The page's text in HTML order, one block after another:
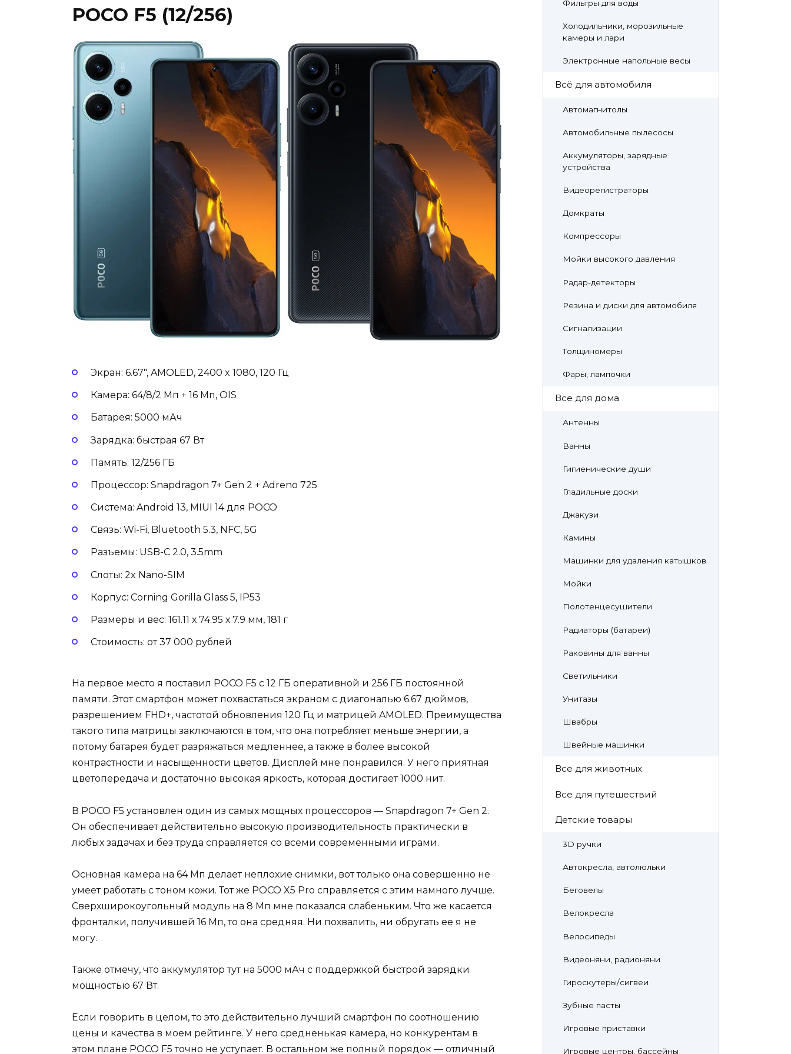
POCO F5 (12/256)
Экран: 6.67″, AMOLED, 2400 x 1080, 120 Гц
Камера: 64/8/2 Мп + 16 Мп, OIS
Батарея: 5000 мАч
Зарядка: быстрая 67 Вт
Память: 12/256 ГБ
Процессор: Snapdragon 7+ Gen 2 + Adreno 725
Система: Android 13, MIUI 14 для POCO
Связь: Wi-Fi, Bluetooth 5.3, NFC, 5G
Разъемы: USB-C 2.0, 3.5mm
Слоты: 2x Nano-SIM
Корпус: Corning Gorilla Glass 5, IP53
Размеры и вес: 161.11 х 74.95 х 7.9 мм, 181 г
Стоимость: от 37 000 рублей
На первое место я поставил POCO F5 с 12 ГБ оперативной и 256 ГБ постоянной
памяти. Этот смартфон может похвастаться экраном с диагональю 6.67 дюймов,
разрешением FHD+, частотой обновления 120 Гц и матрицей AMOLED. Преимущества
такого типа матрицы заключаются в том, что она потребляет меньше энергии, а
потому батарея будет разряжаться медленнее, а также в более высокой
контрастности и насыщенности цветов. Дисплей мне понравился. У него приятная
цветопередача и достаточно высокая яркость, которая достигает 1000 нит.
В POCO F5 установлен один из самых мощных процессоров — Snapdragon 7+ Gen 2.
Он обеспечивает действительно высокую производительность практически в
любых задачах и без труда справляется со всеми современными играми.
Основная камера на 64 Мп делает неплохие снимки, вот только она совершенно не
умеет работать с тоном кожи. Тот же POCO X5 Pro справляется с этим намного лучше.
Сверхширокоугольный модуль на 8 Мп мне показался слабеньким. Что же касается
фронталки, получившей 16 Мп, то она средняя. Ни похвалить, ни обругать ее я не
могу.
Также отмечу, что аккумулятор тут на 5000 мАч с поддержкой быстрой зарядки
мощностью 67 Вт.
Если говорить в целом, то это действительно лучший смартфон по соотношению
цены и качества в моем рейтинге. У него средненькая камера, но конкурентам в
этом плане POCO F5 точно не уступает. В остальном же полный порядок — отличный
Фильтры для воды
Холодильники, морозильные
камеры и лари
Электронные напольные весы
Всё для автомобиля
Автомагнитолы
Автомобильные пылесосы
Аккумуляторы, зарядные
устройства
Видеорегистраторы
Домкраты
Компрессоры
Мойки высокого давления
Радар-детекторы
Резина и диски для автомобиля
Сигнализации
Толщиномеры
Фары, лампочки
Все для дома
Антенны
Ванны
Гигиенические души
Гладильные доски
Джакузи
Камины
Машинки для удаления катышков
Мойки
Полотенцесушители
Радиаторы (батареи)
Раковины для ванны
Светильники
Унитазы
Швабры
Швейные машинки
Все для животных
Все для путешествий
Детские товары
3D ручки
Автокресла, автолюльки
Беговелы
Велокресла
Велосипеды
Видеоняни, радионяни
Гироскутеры/сигвеи
Зубные пасты
Игровые приставки
Игровые центры, бассейны